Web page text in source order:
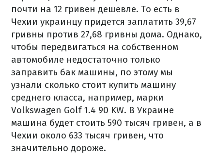
почти на 12 гривен дешевле. То есть в
Чехии украинцу придется заплатить 39,67
гривны против 27,68 гривны дома. Однако,
чтобы передвигаться на собственном
автомобиле недостаточно только
заправить бак машины, по этому мы
узнали сколько стоит купить машину
среднего класса, например, марки
Volkswagen Golf 1.4 90 KW. В Украине
машина будет стоить 590 тысяч гривен, а в
Чехии около 633 тысяч гривен, что
значительно дороже.